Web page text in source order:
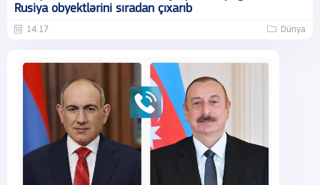
Rusiya obyektlərini sıradan çıxarıb
14:17 Dünya